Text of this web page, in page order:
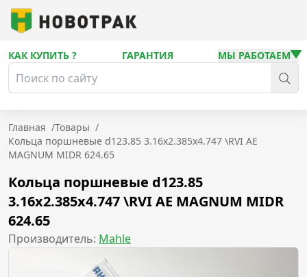
КАК КУПИТЬ ? ГАРАНТИЯ МЫ РАБОТАЕМ
Главная /Товары /
Кольца поршневые d123.85 3.16x2.385x4.747 \RVI AE
MAGNUM MIDR 624.65
Кольца поршневые d123.85
3.16x2.385x4.747 \RVI AE MAGNUM MIDR
624.65
Производитель: Mahle